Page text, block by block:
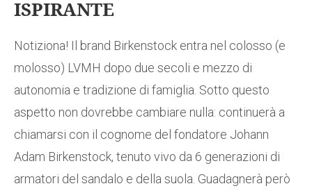
ISPIRANTE
Notiziona! Il brand Birkenstock entra nel colosso (e
molosso) LVMH dopo due secoli e mezzo di
autonomia e tradizione di famiglia. Sotto questo
aspetto non dovrebbe cambiare nulla: continuerà a
chiamarsi con il cognome del fondatore Johann
Adam Birkenstock, tenuto vivo da 6 generazioni di
armatori del sandalo e della suola. Guadagnerà però